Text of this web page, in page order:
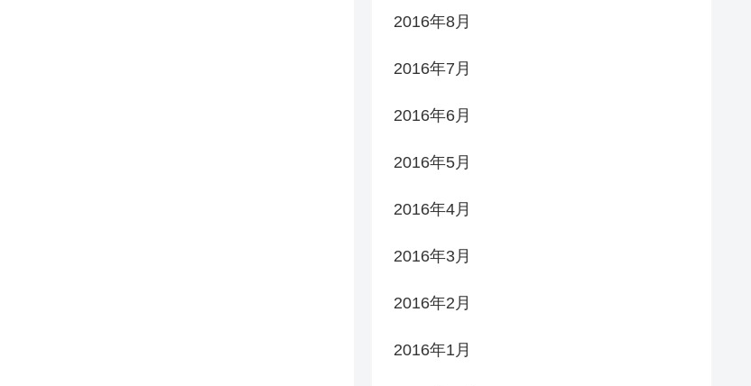
2016年8月
2016年7月
2016年6月
2016年5月
2016年4月
2016年3月
2016年2月
2016年1月